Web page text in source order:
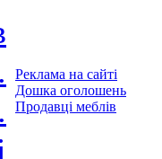
Реклама на сайті
Дошка оголошень
Продавці меблів